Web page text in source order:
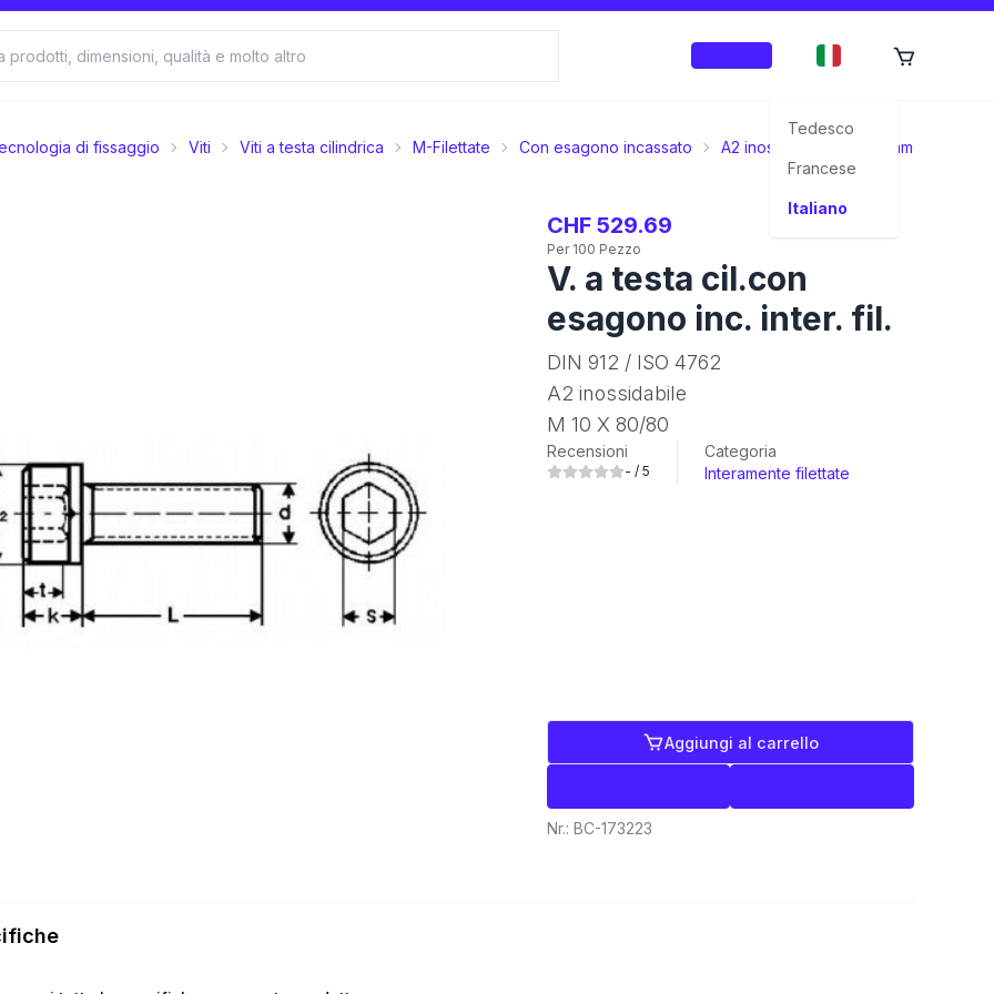
Tedesco
Francese
Italiano
di fissaggio Viti Viti a testa cilindrica M-Filettate Con esagono incassato A2 inossidabile Interamente
CHF 529.69
Per 100 Pezzo
V. a testa cil.con
esagono inc. inter. fil.
DIN 912 / ISO 4762
A2 inossidabile
M 10 X 80/80
Recensioni
- / 5
Categoria
Interamente filettate
Aggiungi al carrello
Nr.: BC-173223